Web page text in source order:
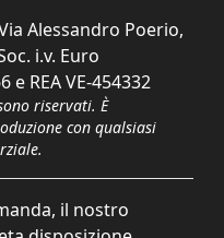
Alessandro Poerio,
i.v. Euro
e REA VE-454332
riservati. È
con qualsiasi
il nostro